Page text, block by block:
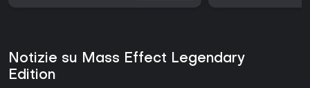
Notizie su Mass Effect Legendary
Edition